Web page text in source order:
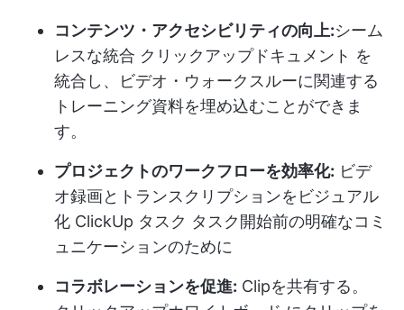
コンテンツ・アクセシビリティの向上:シーム
レスな統合 クリックアップドキュメント を
統合し、ビデオ・ウォークスルーに関連する
トレーニング資料を埋め込むことができま
す。
プロジェクトのワークフローを効率化: ビデ
オ録画とトランスクリプションをビジュアル
化 ClickUp タスク タスク開始前の明確なコミ
ュニケーションのために
コラボレーションを促進: Clipを共有する。